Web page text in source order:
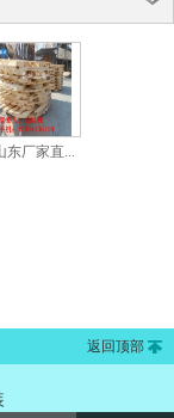
东厂家直...
返回顶部